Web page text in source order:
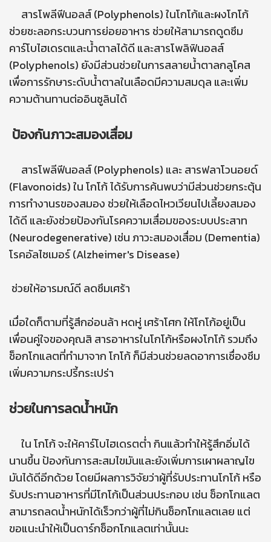
สารโพลีฟีนอลส์ (Polyphenols) ในโกโก้และผงโกโก้
ช่วยชะลอกระบวนการย่อยอาหาร ช่วยให้สามารถดูดซึม
คาร์โบไฮเดรตและน้ำตาลได้ดี และสารโพลิฟินอลส์
(Polyphenols) ยังมีส่วนช่วยในการสลายน้ำตาลกลูโคส
เพื่อการรักษาระดับน้ำตาลในเลือดมีความสมดุล และเพิ่ม
ความต้านทานต่ออินซูลินได้
ป้องกันภาวะสมองเสื่อม
สารโพลีฟีนอลส์ (Polyphenols) และ สารฟลาโวนอยด์
(Flavonoids) ใน โกโก้ ได้รับการค้นพบว่ามีส่วนช่วยกระตุ้น
การทำงานรของสมอง ช่วยให้เลือดไหวเวียนไปเลี้ยงสมอง
ได้ดี และยังช่วยป้องกันโรคความเสื่อมของระบบประสาท
(Neurodegenerative) เช่น ภาวะสมองเสื่อม (Dementia)
โรคอัลไซเมอร์ (Alzheimer's Disease)
ช่วยให้อารมณ์ดี ลดซึมเศร้า
เมื่อใดก็ตามที่รู้สึกอ่อนล้า หดหู่ เศร้าโศก ให้โกโก้อยู่เป็น
เพื่อนคู่ใจของคุณสิ สารอาหารในโกโก้หรือผงโกโก้ รวมถึง
ช็อกโกแลตที่ทำมาจาก โกโก้ ก็มีส่วนช่วยลดอาการเซื่องซึม
เพิ่มความกระปรี้กระเปร่า
ช่วยในการลดน้ำหนัก
ใน โกโก้ จะให้คาร์โบไฮเดรตต่ำ กินแล้วทำให้รู้สึกอิ่มได้
นานขึ้น ป้องกันการสะสมไขมันและยังเพิ่มการเผาผลาญไข
มันได้ดีอีกด้วย โดยมีผลการวิจัยว่าผู้ที่รับประทานโกโก้ หรือ
รับประทานอาหารที่มีโกโก้เป็นส่วนประกอบ เช่น ช็อกโกแลต
สามารถลดน้ำหนักได้เร็วกว่าผู้ที่ไม่กินช็อกโกแลตเลย แต่
ขอแนะนำให้เป็นดาร์กช็อกโกแลตเท่านั้นนะ